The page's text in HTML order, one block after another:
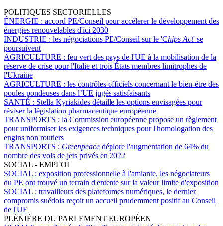
POLITIQUES SECTORIELLES
ÉNERGIE : accord PE/Conseil pour accélerer le développement des
énergies renouvelables d'ici 2030
INDUSTRIE : les négociations PE/Conseil sur le 'Chips Act' se
poursuivent
AGRICULTURE : feu vert des pays de l'UE à la mobilisation de la
réserve de crise pour l'Italie et trois États membres limitrophes de
l'Ukraine
AGRICULTURE : les contrôles officiels concernant le bien-être des
poules pondeuses dans l’UE jugés satisfaisants
SANTÉ : Stella Kyriakides détaille les options envisagées pour
réviser la législation pharmaceutique européenne
TRANSPORTS : la Commission européenne propose un règlement
pour uniformiser les exigences techniques pour l'homologation des
engins non routiers
TRANSPORTS : Greenpeace déplore l'augmentation de 64% du
nombre des vols de jets privés en 2022
SOCIAL - EMPLOI
SOCIAL : exposition professionnelle à l'amiante, les négociateurs
du PE ont trouvé un terrain d'entente sur la valeur limite d'exposition
SOCIAL : travailleurs des plateformes numériques, le dernier
compromis suédois reçoit un accueil prudemment positif au Conseil
de l'UE
PLÉNIÈRE DU PARLEMENT EUROPÉEN